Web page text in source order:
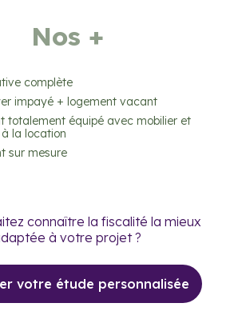
Nos +
complète
impayé + logement vacant
totalement équipé avec mobilier et
la location
sur mesure
connaître la fiscalité la mieux
à votre projet ?
votre étude personnalisée